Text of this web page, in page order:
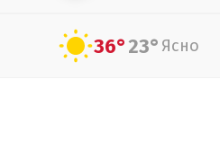
36°23° Ясно